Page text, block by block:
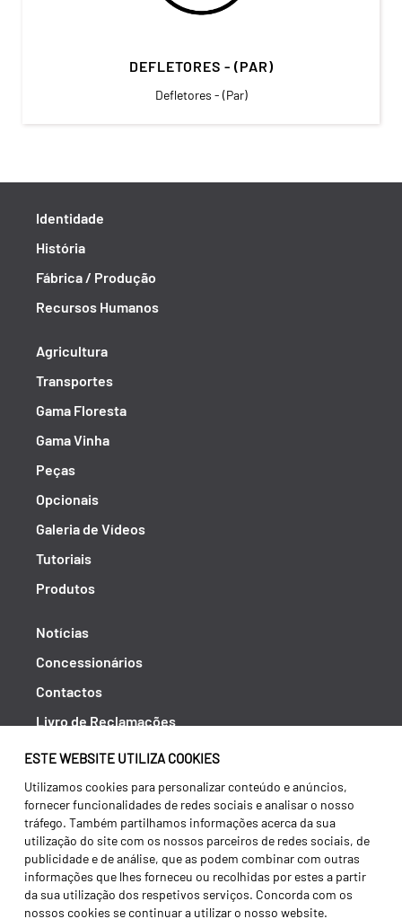
ESTE WEBSITE UTILIZA COOKIES
Utilizamos cookies para personalizar conteúdo e anúncios,
fornecer funcionalidades de redes sociais e analisar o nosso
tráfego. Também partilhamos informações acerca da sua
utilização do site com os nossos parceiros de redes sociais, de
publicidade e de análise, que as podem combinar com outras
informações que lhes forneceu ou recolhidas por estes a partir
da sua utilização dos respetivos serviços. Concorda com os
nossos cookies se continuar a utilizar o nosso website.
DEFLETORES - (PAR)
Defletores - (Par)
Identidade
História
Fábrica / Produção
Recursos Humanos
Agricultura
Transportes
Gama Floresta
Gama Vinha
Peças
Opcionais
Galeria de Vídeos
Tutoriais
Produtos
Notícias
Concessionários
Contactos
Livro de Reclamações
Política de Privacidade
Canal de Denúncias (RGPC)
Termos e condições